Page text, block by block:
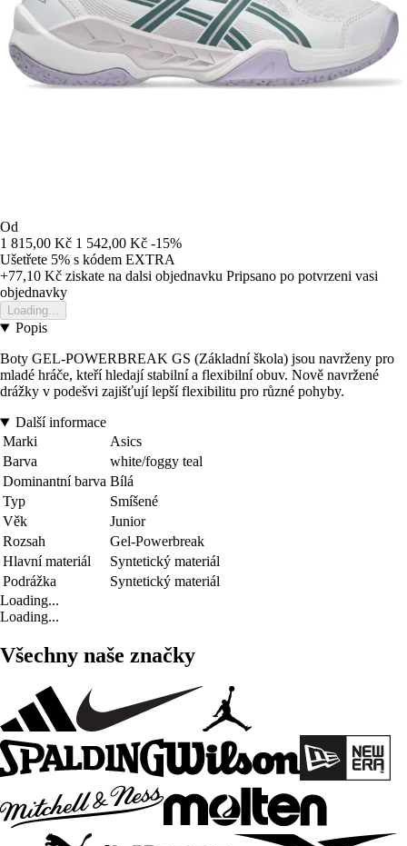
Od
1 815,00 Kč 1 542,00 Kč -15%
Ušetřete 5% s kódem EXTRA
+77,10 Kč ziskate na dalsi objednavku Pripsano po potvrzeni vasi
objednavky
Loading...
Popis
Boty GEL-POWERBREAK GS (Základní škola) jsou navrženy pro
mladé hráče, kteří hledají stabilní a flexibilní obuv. Nově navržené
drážky v podešvi zajišťují lepší flexibilitu pro různé pohyby.
Další informace
Marki
Asics
Barva
white/foggy teal
Dominantní barva Bílá
Typ
Smíšené
Věk
Junior
Rozsah
Gel-Powerbreak
Hlavní materiál
Syntetický materiál
Podrážka
Syntetický materiál
Loading...
Loading...
Všechny naše značky